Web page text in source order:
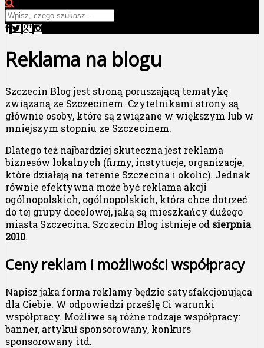
Reklama na blogu
Szczecin Blog jest stroną poruszającą tematykę
związaną ze Szczecinem. Czytelnikami strony są
głównie osoby, które są związane w większym lub w
mniejszym stopniu ze Szczecinem.
Dlatego też najbardziej skuteczna jest reklama
biznesów lokalnych (firmy, instytucje, organizacje,
które działają na terenie Szczecina i okolic). Jednak
równie efektywna może być reklama akcji
ogólnopolskich, ogólnopolskich, która chce dotrzeć
do tej grupy docelowej, jaką są mieszkańcy dużego
miasta Szczecina. Szczecin Blog istnieje od sierpnia
2010.
Ceny reklam i możliwości współpracy
Napisz jaka forma reklamy będzie satysfakcjonująca
dla Ciebie. W odpowiedzi prześlę Ci warunki
współpracy. Możliwe są różne rodzaje współpracy:
banner, artykuł sponsorowany, konkurs
sponsorowany itd.